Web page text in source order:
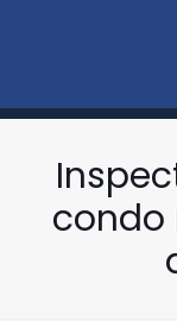
condo